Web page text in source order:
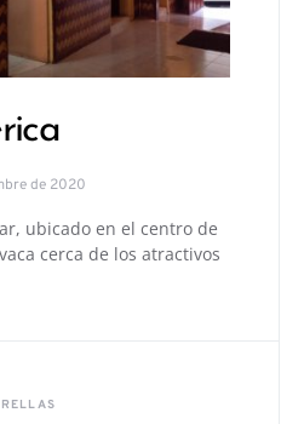
de 2020
ubicado en el centro de
cerca de los atractivos